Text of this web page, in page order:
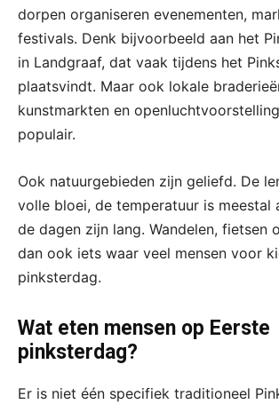
dorpen organiseren evenementen,
festivals. Denk bijvoorbeeld aan het
in Landgraaf, dat vaak tijdens het
plaatsvindt. Maar ook lokale
kunstmarkten en
populair.
Ook natuurgebieden zijn geliefd. De
volle bloei, de temperatuur is meestal
de dagen zijn lang. Wandelen, fietsen
dan ook iets waar veel mensen voor
pinksterdag.
Wat eten mensen op Eerste
pinksterdag?
Er is niet één specifiek traditioneel